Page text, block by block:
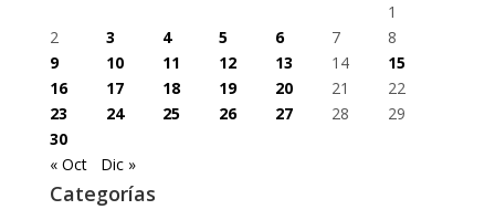
1
2
3 4 5 6 7
8
9
10 11 12 13 14
15
16
17 18 19 20 21
22
23
24 25 26 27 28
29
30
« Oct
Dic »
Categorías